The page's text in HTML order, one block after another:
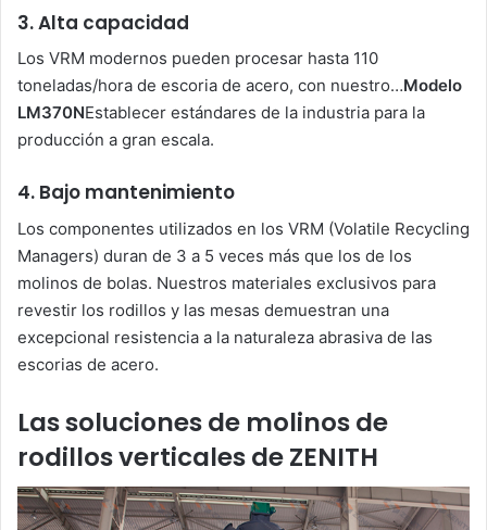
3. Alta capacidad
Los VRM modernos pueden procesar hasta 110
toneladas/hora de escoria de acero, con nuestro…Modelo
LM370NEstablecer estándares de la industria para la
producción a gran escala.
4. Bajo mantenimiento
Los componentes utilizados en los VRM (Volatile Recycling
Managers) duran de 3 a 5 veces más que los de los
molinos de bolas. Nuestros materiales exclusivos para
revestir los rodillos y las mesas demuestran una
excepcional resistencia a la naturaleza abrasiva de las
escorias de acero.
Las soluciones de molinos de
rodillos verticales de ZENITH